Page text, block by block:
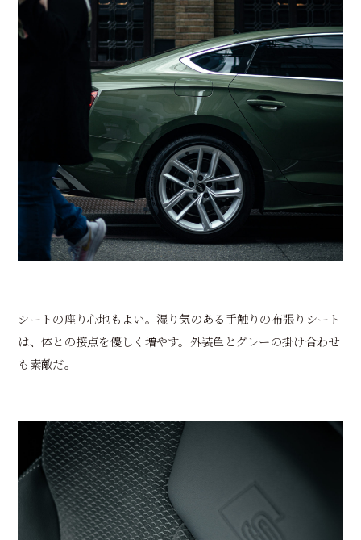
シートの座り心地もよい。湿り気のある手触りの布張りシート
は、体との接点を優しく増やす。外装色とグレーの掛け合わせ
も素敵だ。